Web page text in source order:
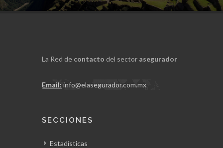
La Red de contacto del sector asegurador
Email: info@elasegurador.com.mx
SECCIONES
Estadísticas